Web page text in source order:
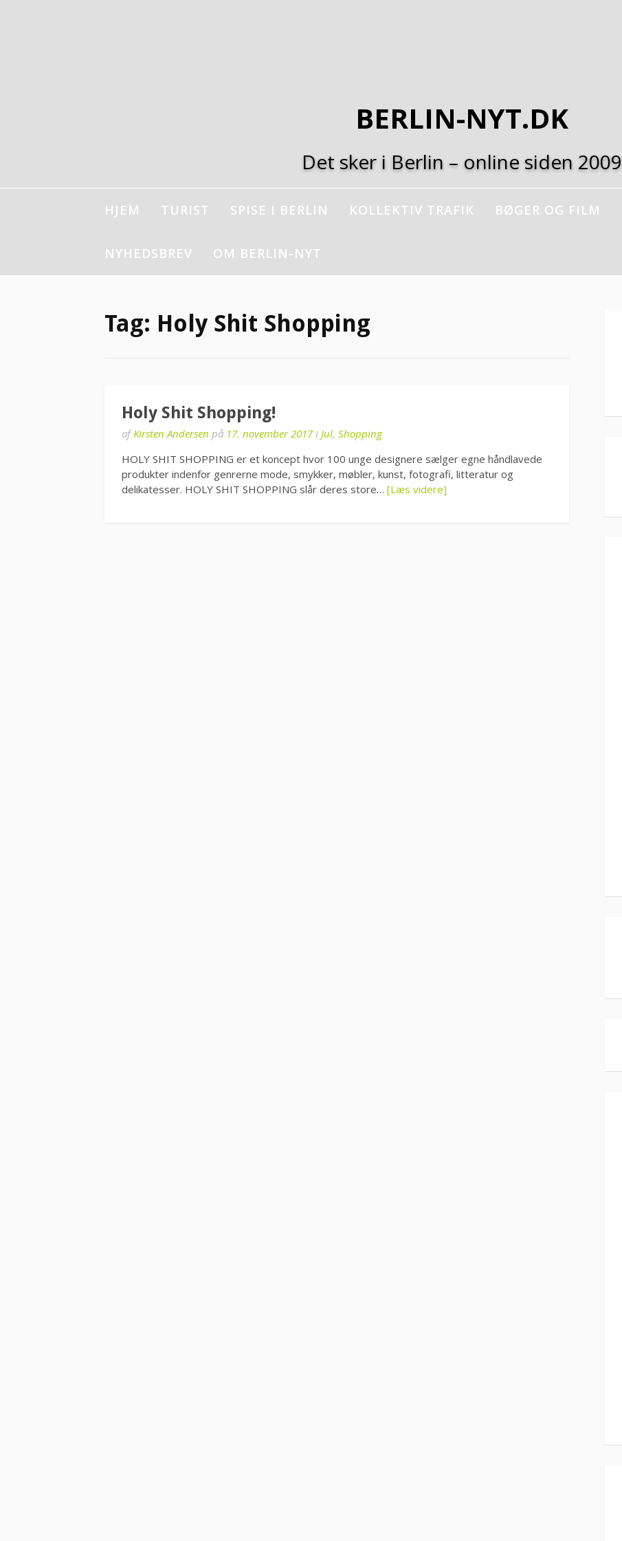
BERLIN-NYT.DK
Det sker i Berlin – online siden 2009
HJEM TURIST SPISE I BERLIN KOLLEKTIV TRAFIK BØGER OG FILM
NYHEDSBREV OM BERLIN-NYT
Tag: Holy Shit Shopping
Holy Shit Shopping!
afKirsten Andersen på 17. november 2017i Jul, Shopping
HOLY SHIT SHOPPING er et koncept hvor 100 unge designere sælger egne håndlavede
produkter indenfor genrerne mode, smykker, møbler, kunst, fotografi, litteratur og
delikatesser. HOLY SHIT SHOPPING slår deres store… [Læs videre]